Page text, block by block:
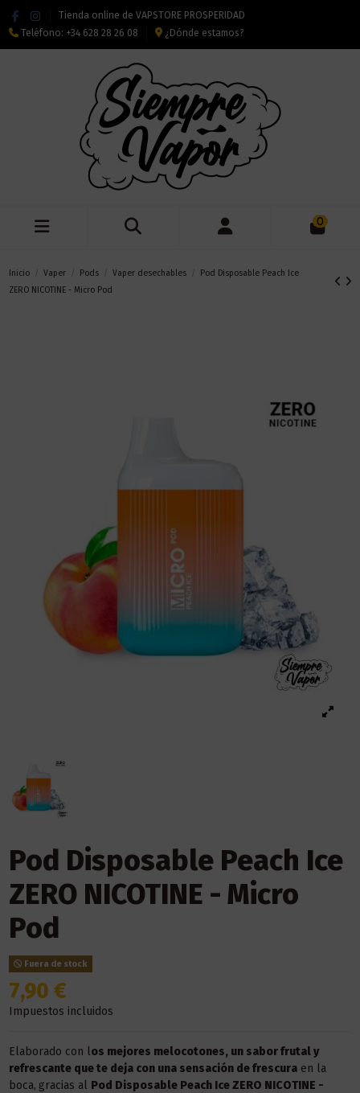
Tienda online de VAPSTORE PROSPERIDAD
Teléfono: +34 628 28 26 08 ¿Dónde estamos?
0
Inicio Vaper Pods Vaper desechables
Pod Disposable Peach Ice
ZERO NICOTINE - Micro Pod
Pod Disposable Peach Ice
ZERO NICOTINE - Micro
Pod
Fuera de stock
7,90 €
Impuestos incluidos
Elaborado con los mejores melocotones, un sabor frutal y
refrescante que te deja con una sensación de frescuraen la
boca, gracias al Pod Disposable Peach Ice ZERO NICOTINE -